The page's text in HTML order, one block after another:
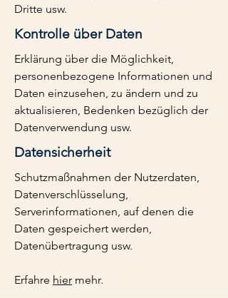
Dritte usw.
Kontrolle über Daten
Erklärung über die Möglichkeit,
personenbezogene Informationen und
Daten einzusehen, zu ändern und zu
aktualisieren, Bedenken bezüglich der
Datenverwendung usw.
Datensicherheit
Schutzmaßnahmen der Nutzerdaten,
Datenverschlüsselung,
Serverinformationen, auf denen die
Daten gespeichert werden,
Datenübertragung usw.
Erfahre hier mehr.